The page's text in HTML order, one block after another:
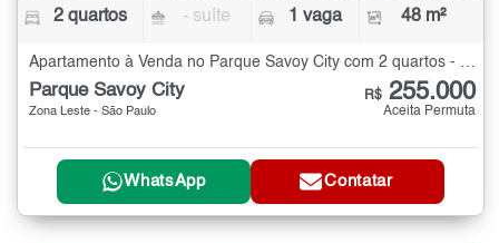
2 quartos - suíte 1 vaga 48 m²
Apartamento à Venda no Parque Savoy City com 2 quartos - 48 m²
Parque Savoy City
Zona Leste - São Paulo
R$ 255.000
Aceita Permuta
WhatsApp Contatar